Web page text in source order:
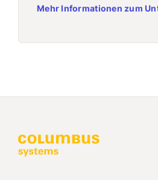
Mehr Informationen zum